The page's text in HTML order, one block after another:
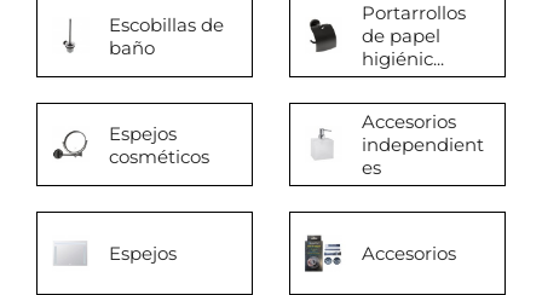
Escobillas de
baño
Portarrollos
de papel
higiénic...
Espejos
cosméticos
Accesorios
independient
es
Espejos Accesorios